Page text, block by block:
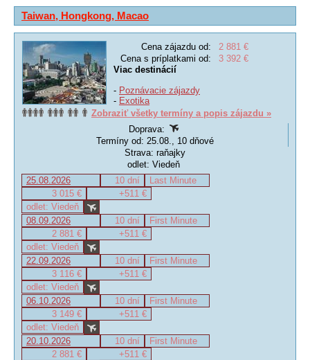
Taiwan, Hongkong, Macao
Cena zájazdu od:
2 881 €
Cena s príplatkami od:
3 392 €
Viac destinácií
- Poznávacie zájazdy
- Exotika
Zobraziť všetky termíny a popis zájazdu »
Doprava:
Termíny od: 25.08., 10 dňové
Strava: raňajky
odlet: Viedeň
25.08.2026
10 dní
Last Minute
3 015 €
+511 €
odlet: Viedeň
08.09.2026
10 dní
First Minute
2 881 €
+511 €
odlet: Viedeň
22.09.2026
10 dní
First Minute
3 116 €
+511 €
odlet: Viedeň
06.10.2026
10 dní
First Minute
3 149 €
+511 €
odlet: Viedeň
20.10.2026
10 dní
First Minute
2 881 €
+511 €